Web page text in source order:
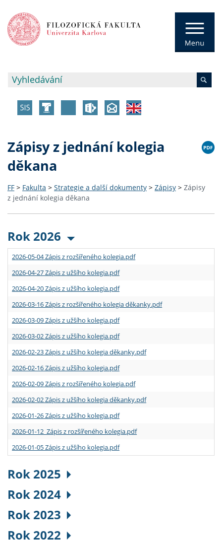
Zápisy z jednání kolegia
děkana
FF > Fakulta > Strategie a další dokumenty > Zápisy > Zápisy
z jednání kolegia děkana
Rok 2026
2026-05-04 Zápis z rozšířeného kolegia.pdf
2026-04-27 Zápis z užšího kolegia.pdf
2026-04-20 Zápis z užšího kolegia.pdf
2026-03-16 Zápis z rozšířeného kolegia děkanky.pdf
2026-03-09 Zápis z užšího kolegia.pdf
2026-03-02 Zápis z užšího kolegia.pdf
2026-02-23 Zápis z užšího kolegia děkanky.pdf
2026-02-16 Zápis z užšího kolegia.pdf
2026-02-09 Zápis z rozšířeného kolegia.pdf
2026-02-02 Zápis z užšího kolegia děkanky.pdf
2026-01-26 Zápis z užšího kolegia.pdf
2026-01-12 Zápis z rozšířeného kolegia.pdf
2026-01-05 Zápis z užšího kolegia.pdf
Rok 2025
Rok 2024
Rok 2023
Rok 2022